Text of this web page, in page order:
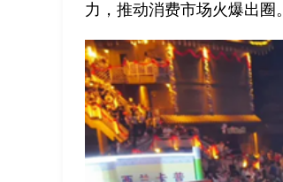
力，推动消费市场火爆出圈。